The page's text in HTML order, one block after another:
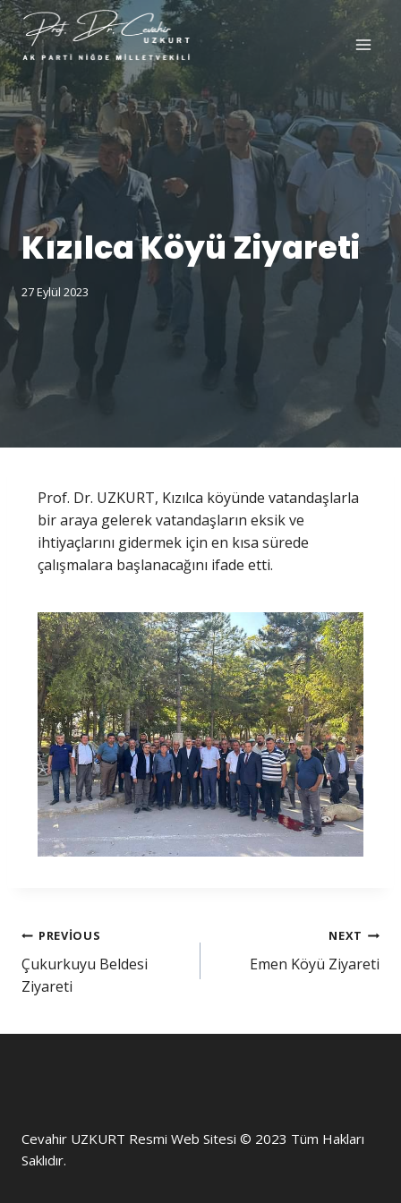
Kızılca Köyü Ziyareti
27 Eylül 2023
Prof. Dr. UZKURT, Kızılca köyünde vatandaşlarla
bir araya gelerek vatandaşların eksik ve
ihtiyaçlarını gidermek için en kısa sürede
çalışmalara başlanacağını ifade etti.
PREVIOUS
Çukurkuyu Beldesi
Ziyareti
NEXT
Emen Köyü Ziyareti
Cevahir UZKURT Resmi Web Sitesi © 2023 Tüm Hakları
Saklıdır.